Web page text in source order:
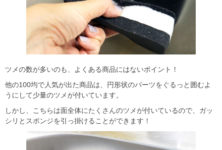
ツメの数が多いのも、よくある商品にはないポイント！
他の100均で人気が出た商品は、円形状のパーツをぐるっと囲むよ
うにして少量のツメが付いています。
しかし、こちらは面全体にたくさんのツメが付いているので、ガッ
シリとスポンジを引っ掛けることができます！